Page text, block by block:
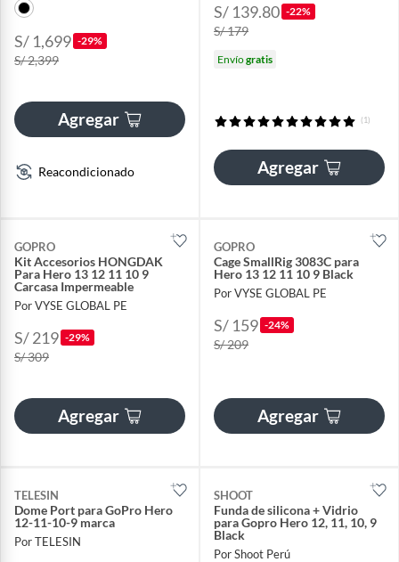
S/ 1,699 -29%
S/ 2,399
Agregar
Reacondicionado
S/ 139.80 -22%
S/ 179
Envíogratis
(1)
Agregar
GOPRO
Kit Accesorios HONGDAK
Para Hero 13 12 11 10 9
Carcasa Impermeable
Por VYSE GLOBAL PE
S/ 219 -29%
S/ 309
Agregar
GOPRO
Cage SmallRig 3083C para
Hero 13 12 11 10 9 Black
Por VYSE GLOBAL PE
S/ 159 -24%
S/ 209
Agregar
TELESIN
Dome Port para GoPro Hero
12-11-10-9 marca
Por TELESIN
SHOOT
Funda de silicona + Vidrio
para Gopro Hero 12, 11, 10, 9
Black
Por Shoot Perú